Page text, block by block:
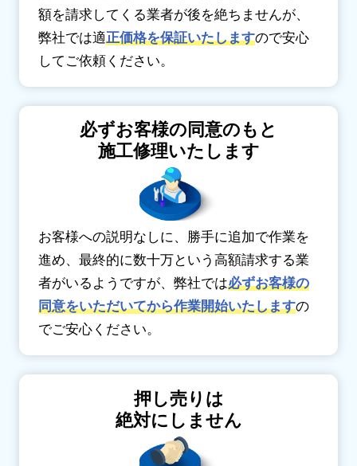
額を請求してくる業者が後を絶ちませんが、
弊社では適正価格を保証いたしますので安心
してご依頼ください。
必ずお客様の同意のもと
施工修理いたします
お客様への説明なしに、勝手に追加で作業を
進め、最終的に数十万という高額請求する業
者がいるようですが、弊社では必ずお客様の
同意をいただいてから作業開始いたしますの
でご安心ください。
押し売りは
絶対にしません